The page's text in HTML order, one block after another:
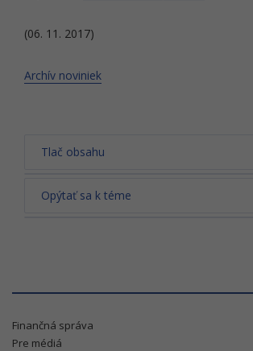
(06. 11. 2017)
Archív noviniek
Tlač obsahu
Opýtať sa k téme
Finančná správa
Pre médiá